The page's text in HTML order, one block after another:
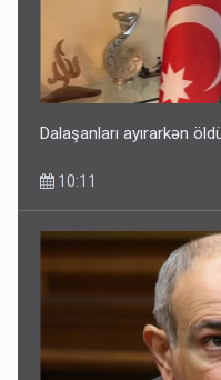
Dalaşanları ayırarkən
10:11